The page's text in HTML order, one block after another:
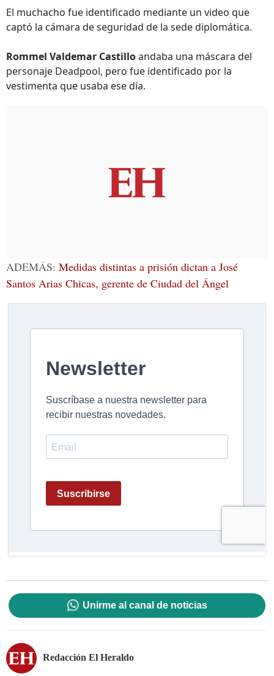
El muchacho fue identificado mediante un video que
captó la cámara de seguridad de la sede diplomática.
Rommel Valdemar Castilloandaba una máscara del
personaje Deadpool, pero fue identificado por la
vestimenta que usaba ese día.
ADEMÁS: Medidas distintas a prisión dictan a José
Santos Arias Chicas, gerente de Ciudad del Ángel
Unirme al canal de noticias
Redacción El Heraldo